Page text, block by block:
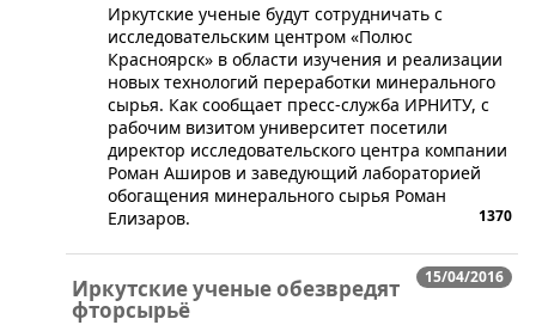
​Иркутские ученые будут сотрудничать с
исследовательским центром «Полюс
Красноярск» в области изучения и реализации
новых технологий переработки минерального
сырья. Как сообщает пресс-служба ИРНИТУ, с
рабочим визитом университет посетили
директор исследовательского центра компании
Роман Аширов и заведующий лабораторией
обогащения минерального сырья Роман
Елизаров.
1370
15/04/2016
Иркутские ученые обезвредят
фторсырьё